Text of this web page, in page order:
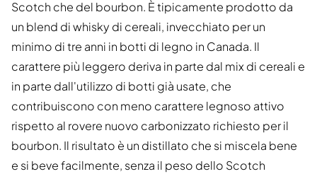
Scotch che del bourbon. È tipicamente prodotto da
un blend di whisky di cereali, invecchiato per un
minimo di tre anni in botti di legno in Canada. Il
carattere più leggero deriva in parte dal mix di cereali e
in parte dall'utilizzo di botti già usate, che
contribuiscono con meno carattere legnoso attivo
rispetto al rovere nuovo carbonizzato richiesto per il
bourbon. Il risultato è un distillato che si miscela bene
e si beve facilmente, senza il peso dello Scotch